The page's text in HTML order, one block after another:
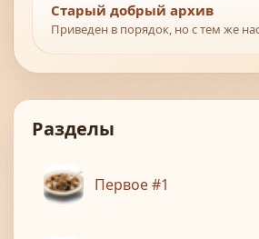
Старый добрый архив
Приведен в порядок, но с тем же
Разделы
Первое #1